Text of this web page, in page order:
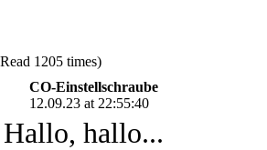
1205 times)
CO-Einstellschraube
12.09.23 at 22:55:40
Hallo, hallo...